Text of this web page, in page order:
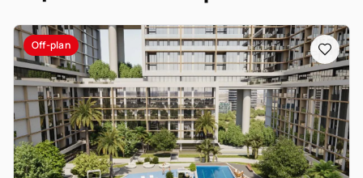
Off-plan